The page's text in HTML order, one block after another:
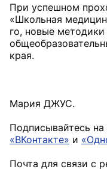
При успешном
«Школьная
го, новые методики
края.
Мария ДЖУС.
Подписывайтесь
«ВКонтакте» и
Почта для связи с